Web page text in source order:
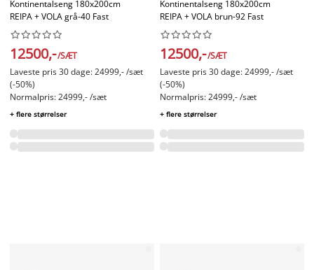
Kontinentalseng 180x200cm
REIPA + VOLA grå-40 Fast






12500,-/SÆT
Laveste pris 30 dage: 24999,- /sæt
(-50%)
Normalpris: 24999,- /sæt
+ flere størrelser
Kontinentalseng 180x200cm
REIPA + VOLA brun-92 Fast






12500,-/SÆT
Laveste pris 30 dage: 24999,- /sæt
(-50%)
Normalpris: 24999,- /sæt
+ flere størrelser